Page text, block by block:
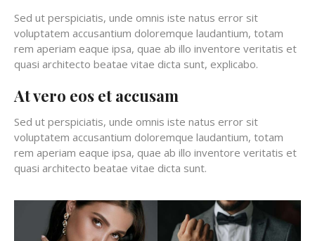
Sed ut perspiciatis, unde omnis iste natus error sit
voluptatem accusantium doloremque laudantium, totam
rem aperiam eaque ipsa, quae ab illo inventore veritatis et
quasi architecto beatae vitae dicta sunt, explicabo.
At vero eos et accusam
Sed ut perspiciatis, unde omnis iste natus error sit
voluptatem accusantium doloremque laudantium, totam
rem aperiam eaque ipsa, quae ab illo inventore veritatis et
quasi architecto beatae vitae dicta sunt.